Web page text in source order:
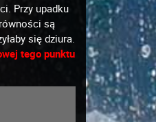
Przy upadku
są
się dziura.
tego punktu